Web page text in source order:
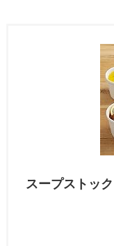
スープストッ